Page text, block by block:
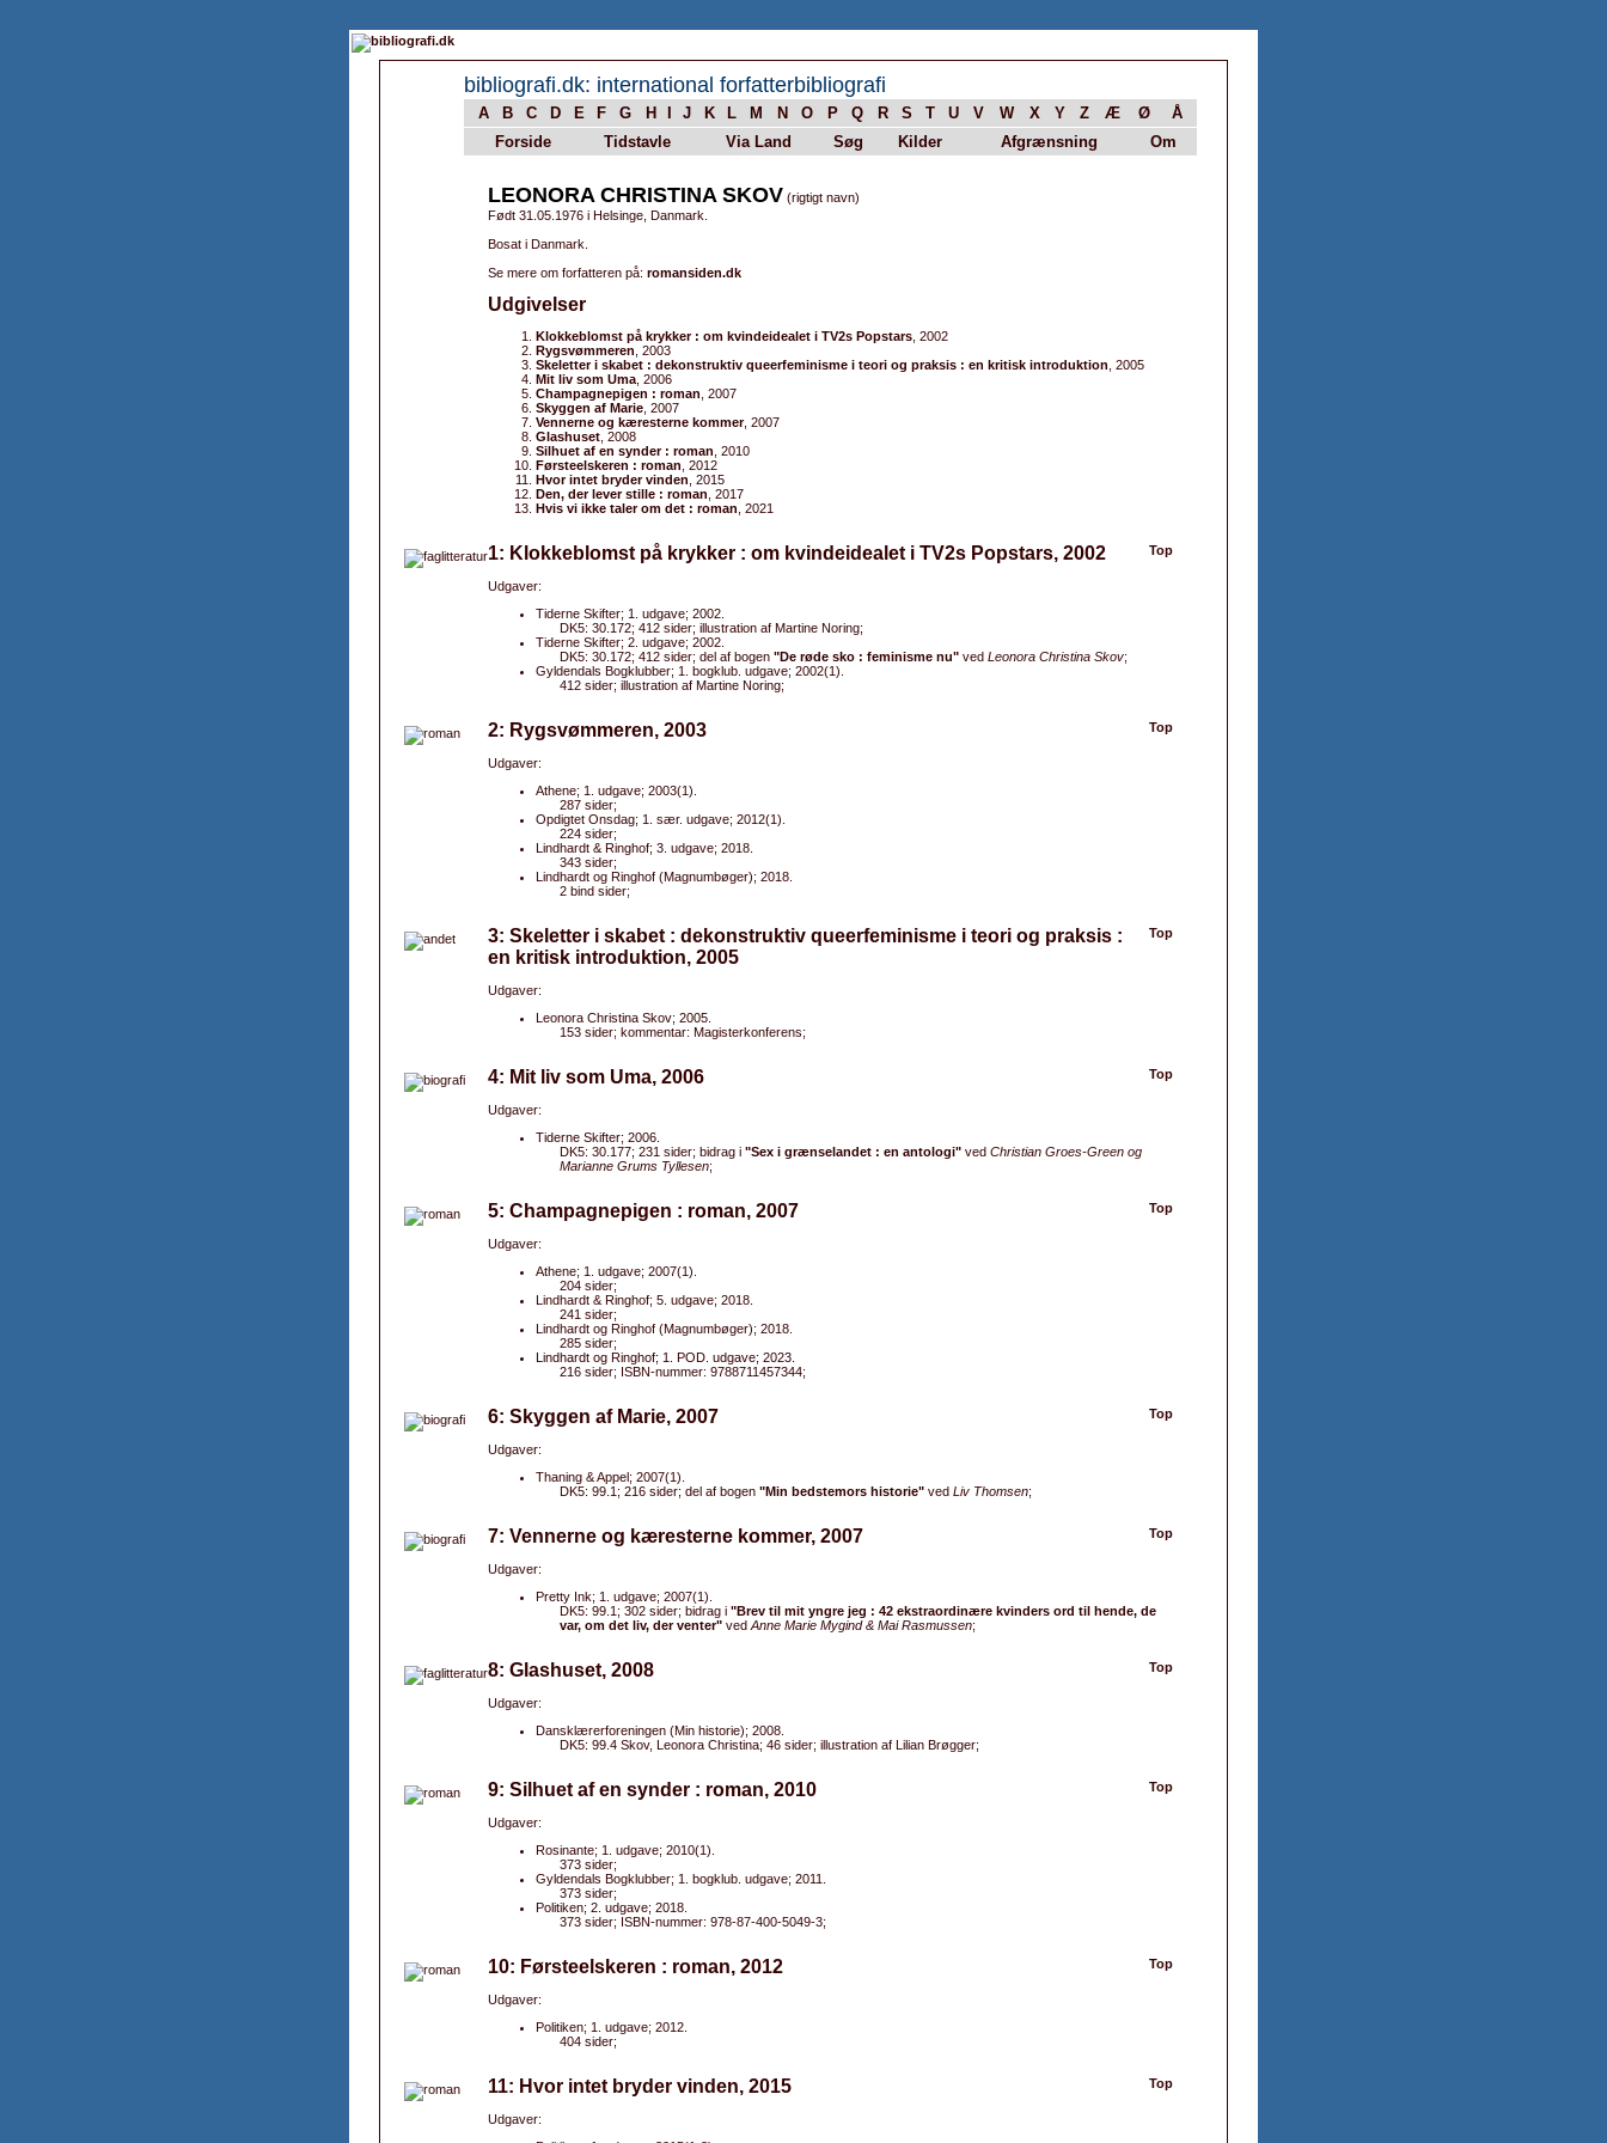
bibliografi.dk: international forfatterbibliografi
A B C D E F G H J K L M N O P Q R S T U V W X Y Z Æ Ø
Å
Forside
Tidstavle Via Land Søg Kilder Afgrænsning Om
LEONORA CHRISTINA SKOV (rigtigt navn)
Født 31.05.1976 i Helsinge, Danmark.
Bosat i Danmark.
Se mere om forfatteren på: romansiden.dk
Udgivelser
Klokkeblomst på krykker : om kvindeidealet i TV2s Popstars , 2002
Rygsvømmeren , 2003
Skeletter i skabet : dekonstruktiv queerfeminisme i teori og praksis : en kritisk introduktion , 2005
Mit liv som Uma , 2006
Champagnepigen : roman , 2007
Skyggen af Marie , 2007
Vennerne og kæresterne kommer, 2007
Glashuset , 2008
Silhuet af en synder : roman , 2010
Førsteelskeren : roman , 2012
Hvor intet bryder vinden , 2015
Den, der lever stille : roman , 2017
Hvis vi ikke taler om det : roman , 2021
Top
1: Klokkeblomst på krykker : om kvindeidealet i TV2s Popstars, 2002
Udgaver:
Tiderne Skifter; 1. udgave; 2002.
DK5: 30.172; 412 sider; illustration af Martine Noring;
Tiderne Skifter; 2. udgave; 2002.
DK5: 30.172; 412 sider; del af bogen "De røde sko : feminisme nu" ved Leonora Christina Skov;
Gyldendals Bogklubber; 1. bogklub. udgave; 2002(1).
412 sider; illustration af Martine Noring;
Top
2: Rygsvømmeren, 2003
Udgaver:
Athene; 1. udgave; 2003(1).
287 sider;
Opdigtet Onsdag; 1. sær. udgave; 2012(1).
224 sider;
Lindhardt & Ringhof; 3. udgave; 2018.
343 sider;
Lindhardt og Ringhof (Magnumbøger); 2018.
2 bind sider;
Top
3: Skeletter i skabet : dekonstruktiv queerfeminisme i teori og praksis :
en kritisk introduktion, 2005
Udgaver:
Leonora Christina Skov; 2005.
153 sider; kommentar: Magisterkonferens;
Top
4: Mit liv som Uma, 2006
Udgaver:
Tiderne Skifter; 2006.
DK5: 30.177; 231 sider; bidrag i "Sex i grænselandet : en antologi" ved Christian Groes-Green og
Marianne Grums Tyllesen;
Top
5: Champagnepigen : roman, 2007
Udgaver:
Athene; 1. udgave; 2007(1).
204 sider;
Lindhardt & Ringhof; 5. udgave; 2018.
241 sider;
Lindhardt og Ringhof (Magnumbøger); 2018.
285 sider;
Lindhardt og Ringhof; 1. POD. udgave; 2023.
216 sider; ISBN-nummer: 9788711457344;
Top
6: Skyggen af Marie, 2007
Udgaver:
Thaning & Appel; 2007(1).
DK5: 99.1; 216 sider; del af bogen "Min bedstemors historie" ved Liv Thomsen;
Top
7: Vennerne og kæresterne kommer, 2007
Udgaver:
Pretty Ink; 1. udgave; 2007(1).
DK5: 99.1; 302 sider; bidrag i "Brev til mit yngre jeg : 42 ekstraordinære kvinders ord til hende, de
var, om det liv, der venter" ved Anne Marie Mygind & Mai Rasmussen;
Top
8: Glashuset, 2008
Udgaver:
Dansklærerforeningen (Min historie); 2008.
DK5: 99.4 Skov, Leonora Christina; 46 sider; illustration af Lilian Brøgger;
Top
9: Silhuet af en synder : roman, 2010
Udgaver:
Rosinante; 1. udgave; 2010(1).
373 sider;
Gyldendals Bogklubber; 1. bogklub. udgave; 2011.
373 sider;
Politiken; 2. udgave; 2018.
373 sider; ISBN-nummer: 978-87-400-5049-3;
Top
10: Førsteelskeren : roman, 2012
Udgaver:
Politiken; 1. udgave; 2012.
404 sider;
Top
11: Hvor intet bryder vinden, 2015
Udgaver: